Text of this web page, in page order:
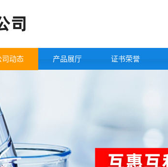
司动态 产品展厅 证书荣誉